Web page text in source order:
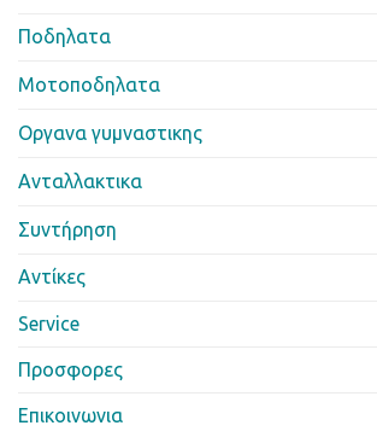
Ποδηλατα
Μοτοποδηλατα
Οργανα γυμναστικης
Ανταλλακτικα
Συντήρηση
Αντίκες
Service
Προσφορες
Επικοινωνια